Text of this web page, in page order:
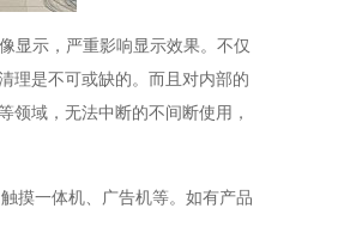
显示，严重影响显示效果。不仅
理是不可或缺的。而且对内部的
领域，无法中断的不间断使用，
摸一体机、广告机等。如有产品